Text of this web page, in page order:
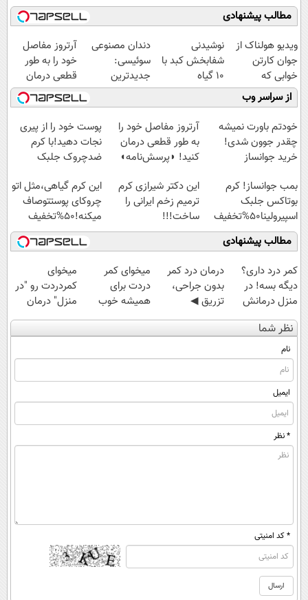
مطالب پیشنهادی
ویدیو هولناک از
جوان کارتن
خوابی که
میلیاردر شد.
آموزش رایگان
نوشیدنی
شفابخش کبد با
10 گیاه
موثر(تخفیف تا
امشب)
دندان مصنوعی
سوئیسی:
جدیدترین
فناوری اروپا،
سبک و مقاوم |
پرداخت قسطی
آرتروز مفاصل
خود را به طور
قطعی درمان
کنید!
◗پرسش‌نامه◖
از سراسر وب
خودتم باورت نمیشه
چقدر جوون شدی!
خرید جوانساز
ویژه
آرتروز مفاصل خود را
به طور قطعی درمان
کنید! ◗پرسش‌نامه◖
پوست خود را از پیری
نجات دهید!با کرم
ضدچروک جلبک
بمب جوانساز! کرم
بوتاکس جلبک
اسپیرولینا50%تخفیف
این دکتر شیرازی کرم
ترمیم زخم ایرانی را
ساخت!!!
این کرم گیاهی،مثل اتو
چروکای پوستتوصاف
میکنه!50%تخفیف
مطالب پیشنهادی
کمر درد داری؟
دیگه بسه! در
منزل درمانش
کن
(◀پرسش‌نامه)
درمان درد کمر
بدون جراحی،
تزریق ◀
پرسش‌نامه رو پر
کن ▶
میخوای کمر
دردت برای
همیشه خوب
شه؟ ◀
پرسش‌نامه رو پر
میخوای
کمردردت رو "در
منزل" درمان
کنی؟ (◂فیلم +
◂پرسش‌نامه)
نظر شما
نام
ایمیل
* نظر
* کد امنیتی